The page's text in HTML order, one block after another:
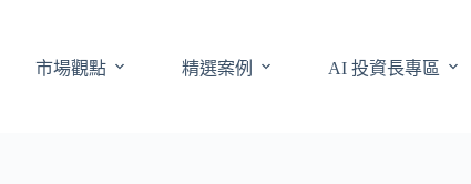
市場觀點 精選案例 AI 投資長專區